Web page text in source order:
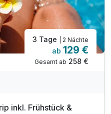
3 Tage | 2 Nächte
ab 129 €
Gesamt ab 258 €
inkl. Frühstück &